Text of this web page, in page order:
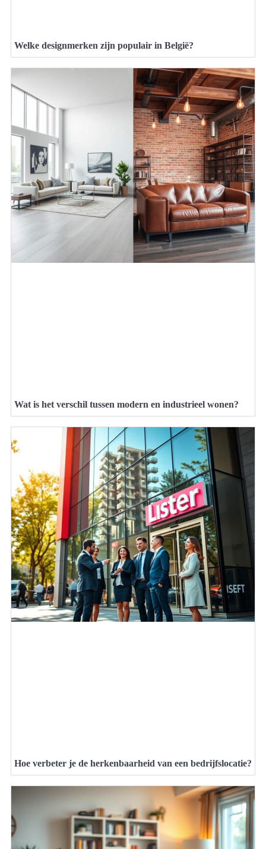
Welke designmerken zijn populair in België?
Wat is het verschil tussen modern en industrieel wonen?
Hoe verbeter je de herkenbaarheid van een bedrijfslocatie?